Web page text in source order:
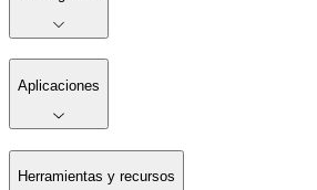
Aplicaciones
Herramientas y recursos